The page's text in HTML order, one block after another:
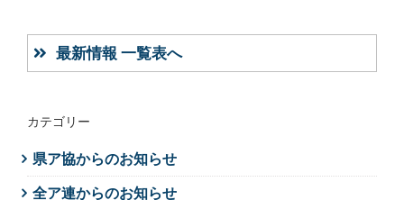
最新情報 一覧表へ
カテゴリー
県ア協からのお知らせ
全ア連からのお知らせ